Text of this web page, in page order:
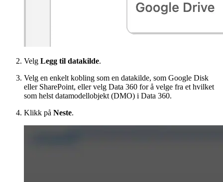
Velg Legg til datakilde.
Velg en enkelt kobling som en datakilde, som Google Disk
eller SharePoint, eller velg Data 360 for å velge fra et hvilket
som helst datamodellobjekt (DMO) i Data 360.
Klikk på Neste.